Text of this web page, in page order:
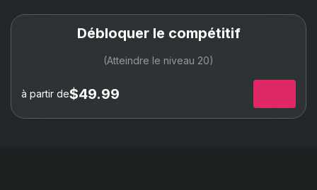
Débloquer le compétitif
(Atteindre le niveau 20)
à partir de$49.99